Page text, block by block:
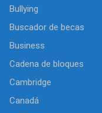
Bullying
Buscador de becas
Business
Cadena de bloques
Cambridge
Canadá